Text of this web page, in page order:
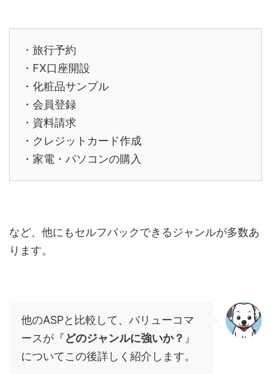
・旅行予約
・FX口座開設
・化粧品サンプル
・会員登録
・資料請求
・クレジットカード作成
・家電・パソコンの購入
など、他にもセルフバックできるジャンルが多数あ
ります。
他のASPと比較して、バリューコマ
ースが『 どのジャンルに強いか？ 』
についてこの後詳しく紹介します。